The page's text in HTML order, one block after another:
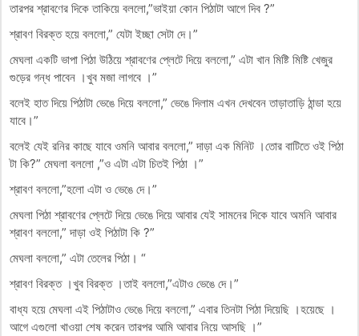
তারপর শ্রাবণের দিকে তাকিয়ে বললো,”ভাইয়া কোন পিঠাটা আগে দিব ?”
শ্রাবণ বিরক্ত হয়ে বললো,” যেটা ইচ্ছা সেটা দে।”
মেঘলা একটি ভাপা পিঠা উঠিয়ে শ্রাবণের প্লেটে দিয়ে বললো,” এটা খান মিষ্টি মিষ্টি খেজুর
গুড়ের গন্ধ পাবেন ।খুব মজা লাগবে ।”
বলেই হাত দিয়ে পিঠাটা ভেঙে দিয়ে বললো,” ভেঙে দিলাম এখন দেখবেন তাড়াতাড়ি ঠান্ডা হয়ে
যাবে।”
বলেই যেই রনির কাছে যাবে ওমনি আবার বললো,” দাড়া এক মিনিট ।তোর বাটিতে ওই পিঠা
টা কি?” মেঘলা বললো ,”ও এটা এটা চিতই পিঠা ।”
শ্রাবণ বললো,”হলো এটা ও ভেঙে দে।”
মেঘলা পিঠা শ্রাবণের প্লেটে দিয়ে ভেঙে দিয়ে আবার যেই সামনের দিকে যাবে অমনি আবার
শ্রাবণ বললো,” দাড়া ওই পিঠাটা কি ?”
মেঘলা বললো,” এটা তেলের পিঠা। “
শ্রাবণ বিরক্ত ।খুব বিরক্ত ।তাই বললো,”এটাও ভেঙে দে।”
বাধ্য হয়ে মেঘলা এই পিঠাটাও ভেঙে দিয়ে বললো,” এবার তিনটা পিঠা দিয়েছি ।হয়েছে ।
আগে এগুলো খাওয়া শেষ করেন তারপর আমি আবার নিয়ে আসছি ।”